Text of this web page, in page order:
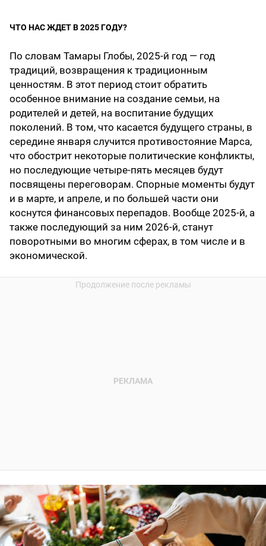
ЧТО НАС ЖДЕТ В 2025 ГОДУ?
По словам Тамары Глобы, 2025-й год — год
традиций, возвращения к традиционным
ценностям. В этот период стоит обратить
особенное внимание на создание семьи, на
родителей и детей, на воспитание будущих
поколений. В том, что касается будущего страны, в
середине января случится противостояние Марса,
что обострит некоторые политические конфликты,
но последующие четыре-пять месяцев будут
посвящены переговорам. Спорные моменты будут
и в марте, и апреле, и по большей части они
коснутся финансовых перепадов. Вообще 2025-й, а
также последующий за ним 2026-й, станут
поворотными во многим сферах, в том числе и в
экономической.